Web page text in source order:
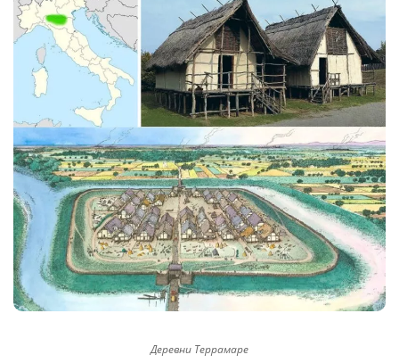
Деревни Террамаре